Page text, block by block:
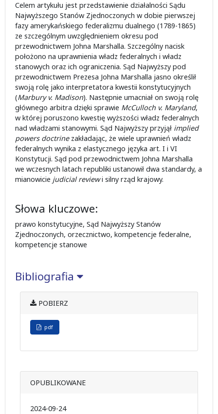
Celem artykułu jest przedstawienie działalności Sądu
Najwyższego Stanów Zjednoczonych w dobie pierwszej
fazy amerykańskiego federalizmu dualnego (1789-1865)
ze szczególnym uwzględnieniem okresu pod
przewodnictwem Johna Marshalla. Szczególny nacisk
położono na uprawnienia władz federalnych i władz
stanowych oraz ich ograniczenia. Sąd Najwyższy pod
przewodnictwem Prezesa Johna Marshalla jasno określił
swoją rolę jako interpretatora kwestii konstytucyjnych
(Marbury v. Madison). Następnie umacniał on swoją rolę
głównego arbitra dzięki sprawie McCulloch v. Maryland,
w której poruszono kwestię wyższości władz federalnych
nad władzami stanowymi. Sąd Najwyższy przyjął implied
powers doctrinezakładając, że wiele uprawnień władz
federalnych wynika z elastycznego języka art. I i VI
Konstytucji. Sąd pod przewodnictwem Johna Marshalla
we wczesnych latach republiki ustanowił dwa standardy, a
mianowicie judicial reviewi silny rząd krajowy.
Słowa kluczowe:
prawo konstytucyjne, Sąd Najwyższy Stanów
Zjednoczonych, orzecznictwo, kompetencje federalne,
kompetencje stanowe
Bibliografia
POBIERZ
pdf
OPUBLIKOWANE
2024-09-24